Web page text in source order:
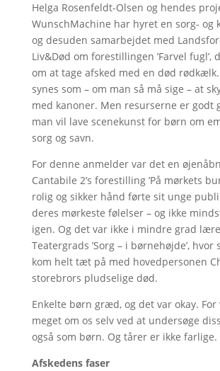
Helga Rosenfeldt-Olsen og hendes
WunschMachine har hyret en sorg- og
og desuden samarbejdet med
Liv&Død om forestillingen ’Farvel fugl’,
om at tage afsked med en død
synes som – om man så må sige – at
med kanoner. Men resurserne er godt
man vil lave scenekunst for børn om
sorg og savn.
For denne anmelder var det en
Cantabile 2’s forestilling ’På mørkets
rolig og sikker hånd førte sit unge
deres mørkeste følelser – og ikke
igen. Og det var ikke i mindre grad
Teatergrads ’Sorg – i børnehøjde’,
kom helt tæt på med hovedpersonen
storebrors pludselige død.
Enkelte børn græd, og det var okay.
meget om os selv ved at undersøge
også som børn. Og tårer er ikke farlige.
Afskedens faser